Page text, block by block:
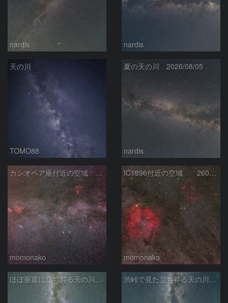
nardis nardis
天の川
TOMO88
夏の天の川 2026/08/05
nardis
カシオペア座付近の空域 260720
momonako
IC1396付近の空域 260720
momonako
ほぼ垂直に立ち昇る天の川銀河 渋峠で見た立ち昇る天の川銀河